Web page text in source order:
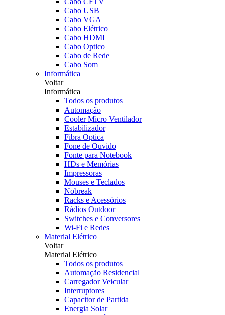
Cabo USB
Cabo VGA
Cabo Elétrico
Cabo HDMI
Cabo Optico
Cabo de Rede
Cabo Som
Informática
Voltar
Informática
Todos os produtos
Automação
Cooler Micro Ventilador
Estabilizador
Fibra Optica
Fone de Ouvido
Fonte para Notebook
HDs e Memórias
Impressoras
Mouses e Teclados
Nobreak
Racks e Acessórios
Rádios Outdoor
Switches e Conversores
Wi-Fi e Redes
Material Elétrico
Voltar
Material Elétrico
Todos os produtos
Automação Residencial
Carregador Veicular
Interruptores
Capacitor de Partida
Energia Solar